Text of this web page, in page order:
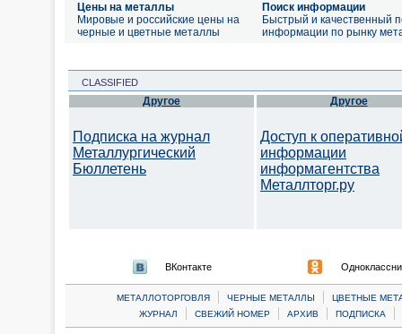
Цены на металлы
Мировые и российские цены на
черные и цветные металлы
Поиск информации
Быстрый и качественный
информации по рынку
CLASSIFIED
Другое
Подписка на журнал
Металлургический
Бюллетень
Другое
Доступ к
информации
информагентства
Металлторг.ру
ВКонтакте
МЕТАЛЛОТОРГОВЛЯ | ЧЕРНЫЕ МЕТАЛЛЫ |
ЦВЕТНЫЕ
ЖУРНАЛ
| СВЕЖИЙ НОМЕР | АРХИВ | ПОДПИСКА |